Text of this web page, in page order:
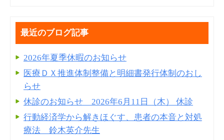
最近のブログ記事
2026年夏季休暇のお知らせ
医療ＤＸ推進体制整備と明細書発⾏体制のおし
らせ
休診のお知らせ 2026年6月11日（木） 休診
行動経済学から解きほぐす、患者の本音と対処
療法 鈴木英介先生